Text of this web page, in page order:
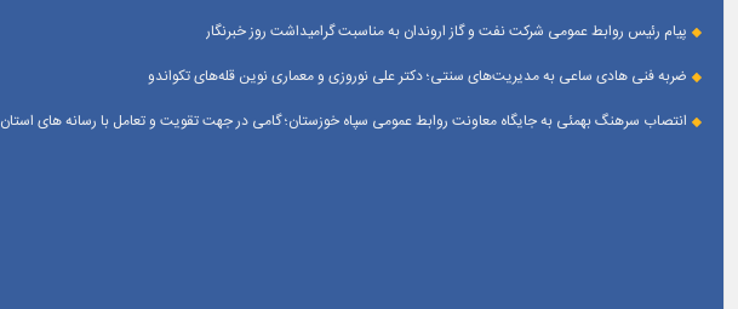
پیام رئیس روابط عمومی شركت نفت و گاز اروندان به مناسبت گرامیداشت روز خبرنگار
ضربه فنی هادی ساعی به مدیریت‌های سنتی؛ دکتر علی نوروزی و معماری نوین قله‌های تکواندو
انتصاب سرهنگ بهمئی به جایگاه معاونت روابط عمومی سپاه خوزستان؛ گامی در جهت تقویت و تعامل با رسانه‌ های استان